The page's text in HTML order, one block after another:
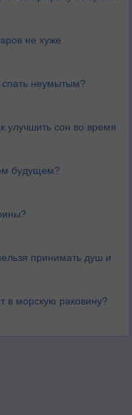
не хуже
неумытым?
улучшить сон во время
будущем?
принимать душ и
в морскую раковину?